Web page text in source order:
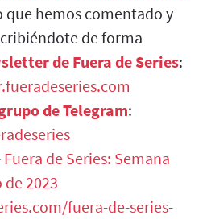
que hemos comentado y
de forma
de Fuera de Series:
de Telegram:
Fuera de Series: Semana
de 2023
fuera-de-series-